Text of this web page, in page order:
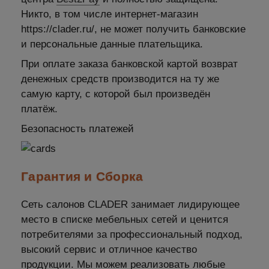
Никто, в том числе интернет-магазин
https://clader.ru/, не может получить банковские
и персональные данные плательщика.
При оплате заказа банковской картой возврат
денежных средств производится на ту же
самую карту, с которой был произведён
платёж.
Безопасность платежей
Гарантия и Сборка
Сеть салонов CLADER занимает лидирующее
место в списке мебельных сетей и ценится
потребителями за профессиональный подход,
высокий сервис и отличное качество
продукции. Мы можем реализовать любые